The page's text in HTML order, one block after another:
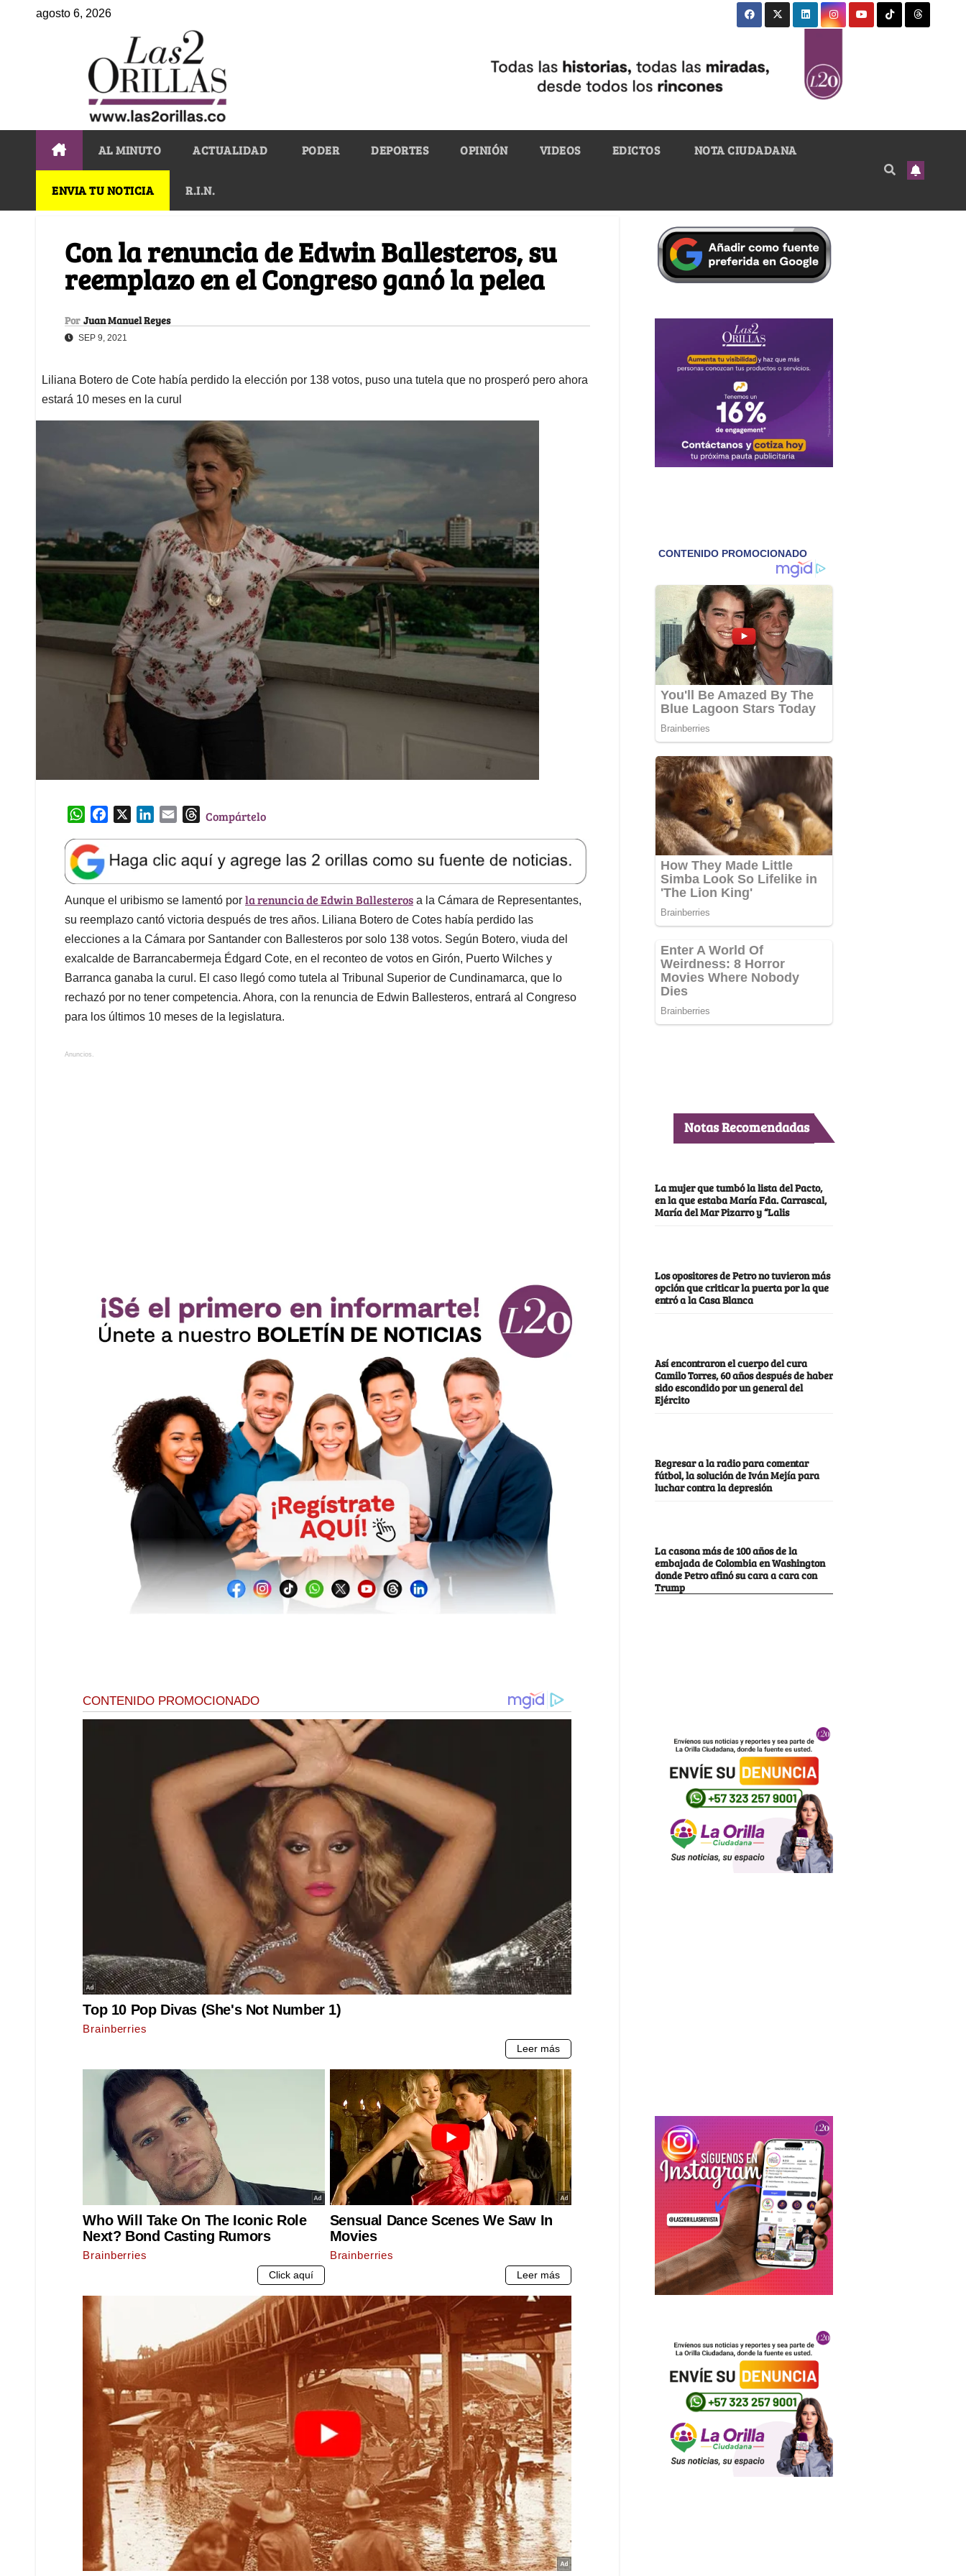
agosto 6, 2026
AL MINUTO ACTUALIDAD PODER DEPORTES OPINIÓN VIDEOS EDICTOS NOTA CIUDADANA
ENVIA TU NOTICIA R.I.N.
Con la renuncia de Edwin Ballesteros, su
reemplazo en el Congreso ganó la pelea
Por Juan Manuel Reyes
SEP 9, 2021
Liliana Botero de Cote había perdido la elección por 138 votos, puso una tutela que no prosperó pero ahora
estará 10 meses en la curul
W
a
t
s
A
p
p
e
b
o
o
k
k
e
d
I
n
l
T
e
a
d
s
Compártelo
Aunque el uribismo se lamentó por la renuncia de Edwin Ballesteros a la Cámara de Representantes,
su reemplazo cantó victoria después de tres años. Liliana Botero de Cotes había perdido las
elecciones a la Cámara por Santander con Ballesteros por solo 138 votos. Según Botero, viuda del
exalcalde de Barrancabermeja Édgard Cote, en el reconteo de votos en Girón, Puerto Wilches y
Barranca ganaba la curul. El caso llegó como tutela al Tribunal Superior de Cundinamarca, que lo
rechazó por no tener competencia. Ahora, con la renuncia de Edwin Ballesteros, entrará al Congreso
para los últimos 10 meses de la legislatura.
Anuncios.
Notas Recomendadas
La mujer que tumbó la lista del Pacto,
en la que estaba María Fda. Carrascal,
María del Mar Pizarro y “Lalis
Los opositores de Petro no tuvieron más
opción que criticar la puerta por la que
entró a la Casa Blanca
Así encontraron el cuerpo del cura
Camilo Torres, 60 años después de haber
sido escondido por un general del
Ejército
Regresar a la radio para comentar
fútbol, la solución de Iván Mejía para
luchar contra la depresión
La casona más de 100 años de la
embajada de Colombia en Washington
donde Petro afinó su cara a cara con
Trump